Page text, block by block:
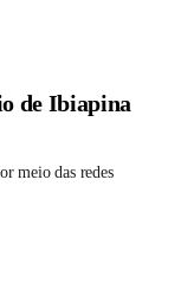
de Ibiapina
meio das redes